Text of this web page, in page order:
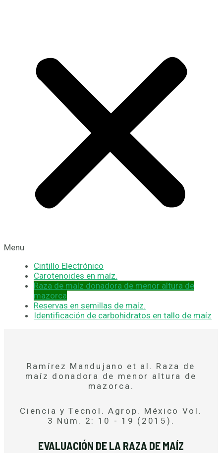
Menu
Cintillo Electrónico
Carotenoides en maíz.
Raza de maíz donadora de menor altura de
mazorca
Reservas en semillas de maíz.
Identificación de carbohidratos en tallo de maíz
Ramírez Mandujano et al. Raza de
maíz donadora de menor altura de
mazorca.
Ciencia y Tecnol. Agrop. México Vol.
3 Núm. 2: 10 - 19 (2015).
EVALUACIÓN DE LA RAZA DE MAÍZ